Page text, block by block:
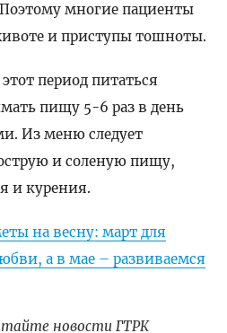
многие пациенты
и приступы тошноты.
период питаться
пищу 5-6 раз в день
Из меню следует
и соленую пищу,
и курения.
на весну: март для
а в мае – развиваемся
новости ГТРК